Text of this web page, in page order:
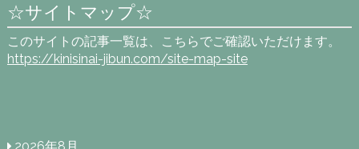
☆サイトマップ☆
このサイトの記事一覧は、こちらでご確認いただけます。
https://kinisinai-jibun.com/site-map-site